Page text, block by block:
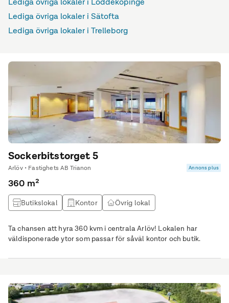
Lediga övriga lokaler i Sätofta
Lediga övriga lokaler i Trelleborg
Sockerbitstorget 5
Arlöv • Fastighets AB Trianon Annons plus
360 m²
Butikslokal Kontor Övrig lokal
Ta chansen att hyra 360 kvm i centrala Arlöv! Lokalen har
väldisponerade ytor som passar för såväl kontor och butik.